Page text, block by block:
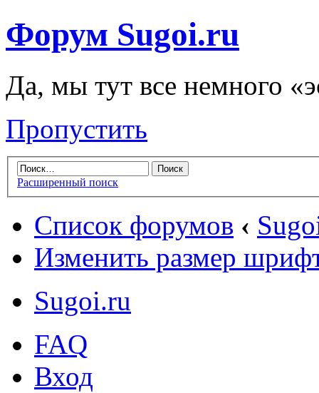
Форум Sugoi.ru
Да, мы тут все немного
Пропустить
Расширенный поиск
Список форумов ‹
Изменить размер
Sugoi.ru
FAQ
Вход